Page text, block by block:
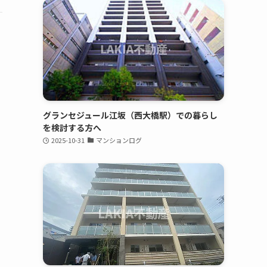
グランセジュール江坂（西大橋駅）での暮らし
を検討する方へ
2025-10-31 マンションログ